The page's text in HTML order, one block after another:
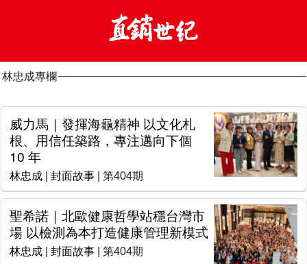
林忠成專欄
威力馬｜發揮海龜精神 以文化札
根、用信任築路，專注邁向下個
10 年
林忠成 封面故事 | 第404期
聖希諾｜北歐健康哲學站穩台灣市
場 以檢測為本打造健康管理新模式
林忠成 封面故事 | 第404期